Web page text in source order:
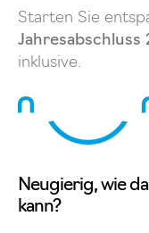
Starten Sie
Jahresabschluss
inklusive.
Neugierig, wie
kann?